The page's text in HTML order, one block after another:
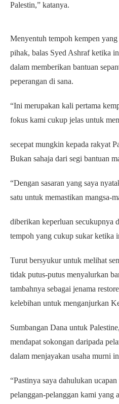
Palestin,” katanya.
Menyentuh tempoh kempen yang
pihak, balas Syed Ashraf ketika
dalam memberikan bantuan
peperangan di sana.
“Ini merupakan kali pertama
fokus kami cukup jelas untuk
secepat mungkin kepada rakyat
Bukan sahaja dari segi bantuan
“Dengan sasaran yang saya
satu untuk memastikan mangsa-
diberikan keperluan secukupnya
tempoh yang cukup sukar ketika
Turut bersyukur untuk melihat
tidak putus-putus menyalurkan
tambahnya sebagai jenama
kelebihan untuk menganjurkan
Sumbangan Dana untuk
mendapat sokongan daripada
dalam menjayakan usaha murni
“Pastinya saya dahulukan
pelanggan-pelanggan kami yang